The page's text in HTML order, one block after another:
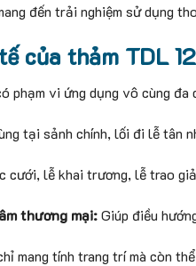
đến trải nghiệm sử dụng
của thảm TDL
phạm vi ứng dụng vô cùng đa
tại sảnh chính, lối đi lễ tân
cưới, lễ khai trương, lễ trao
thương mại:Giúp điều
mang tính trang trí mà còn